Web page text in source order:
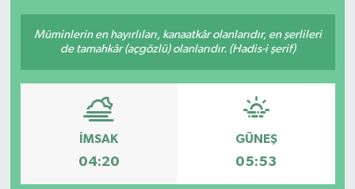
Müminlerin en hayırlıları, kanaatkâr olanlarıdır, en şerlileri
de tamahkâr (açgözlü) olanlarıdır. (Hadis-i şerif)
İMSAK
04:20
GÜNEŞ
05:53